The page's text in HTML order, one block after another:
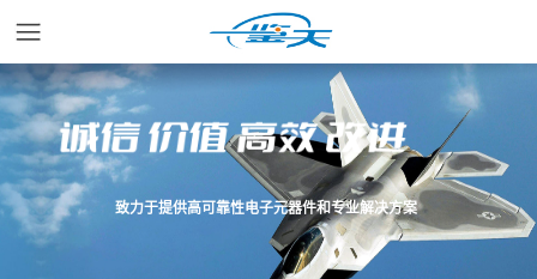
首页
应用领域
致力于提供高可靠性电子元器件和专业解决方案